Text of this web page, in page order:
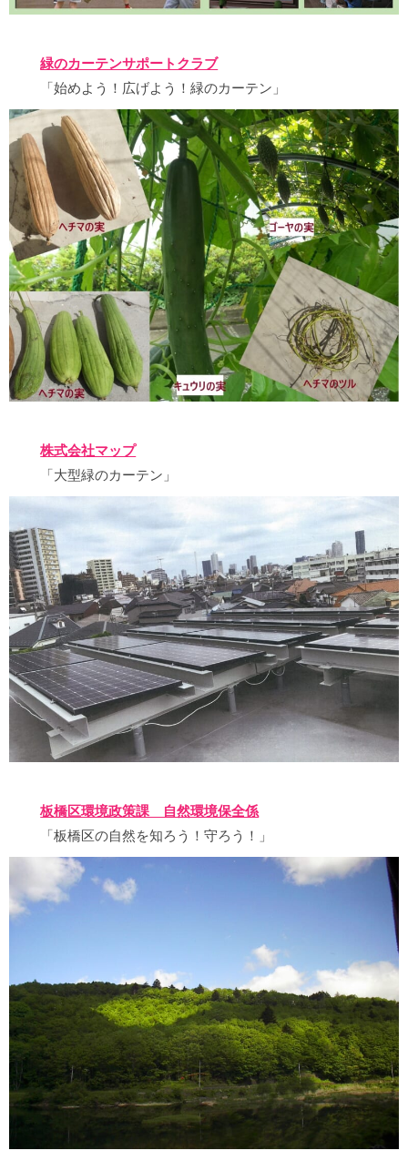
緑のカーテンサポートクラブ
「始めよう！広げよう！緑のカーテン」
株式会社マップ
「大型緑のカーテン」
板橋区環境政策課 自然環境保全係
「板橋区の自然を知ろう！守ろう！」